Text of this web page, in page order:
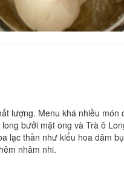
lượng. Menu khá nhiều
bưởi mật ong và Trà ô
lạc thần như kiểu hoa dâm
nhâm nhi.